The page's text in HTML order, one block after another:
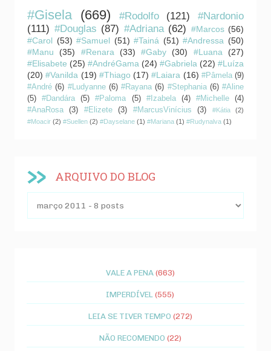
#Gisela (669) #Rodolfo (121)
#Nardonio
(111) #Douglas (87) #Adriana (62) #Marcos (56)
#Carol (53) #Samuel (51) #Tainá (51) #Andressa (50)
#Manu
(35) #Renara (33) #Gaby (30) #Luana
(27)
#Elisabete (25) #AndréGama (24) #Gabriela (22) #Luíza
(20) #Vanilda (19) #Thiago (17) #Laiara (16) #Pâmela (9)
#André (6) #Ludyanne (6) #Rayana (6) #Stephania (6) #Aline
(5)
#Dandára (5) #Paloma (5) #Izabela (4) #Michelle
(4)
#AnaRosa
(3) #Elizete (3) #MarcusVinícius (3) #Kátia
(2)
#Moacir (2) #Suellen (2) #Dayselane (1) #Mariana (1) #Rudynalva (1)
ARQUIVO DO BLOG
VALE A PENA (663)
IMPERDÍVEL (555)
LEIA SE TIVER TEMPO (272)
NÃO RECOMENDO (22)